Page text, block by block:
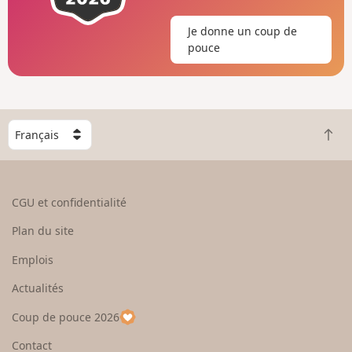
une vue panoramique particulière sur Tiengen.
Je donne un coup de
pouce
C
h
o
e
u
p
a
R
e
CGU et confidentialité
Plan du site
Emplois
Actualités
Coup de pouce 2026
Contact